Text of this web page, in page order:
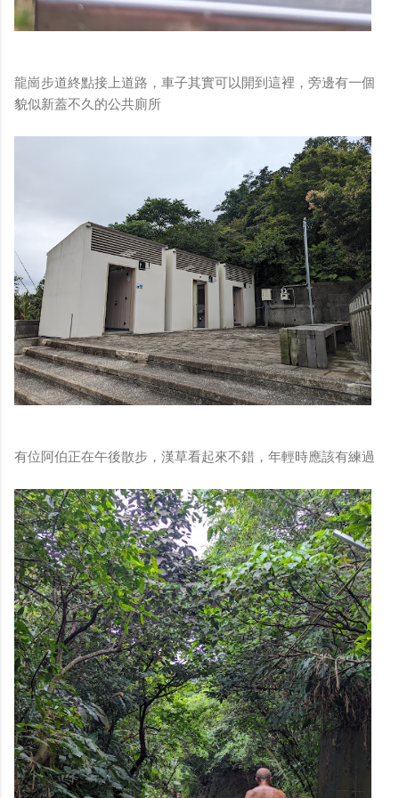
龍崗步道終點接上道路，車子其實可以開到這裡，旁邊有一個
貌似新蓋不久的公共廁所
有位阿伯正在午後散步，漢草看起來不錯，年輕時應該有練過